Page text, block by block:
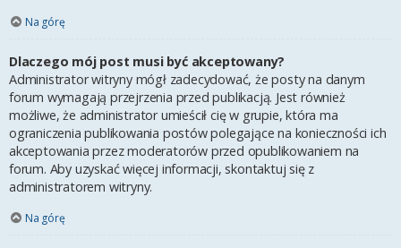
Na górę
Dlaczego mój post musi być akceptowany?
Administrator witryny mógł zadecydować, że posty na danym
forum wymagają przejrzenia przed publikacją. Jest również
możliwe, że administrator umieścił cię w grupie, która ma
ograniczenia publikowania postów polegające na konieczności ich
akceptowania przez moderatorów przed opublikowaniem na
forum. Aby uzyskać więcej informacji, skontaktuj się z
administratorem witryny.
Na górę